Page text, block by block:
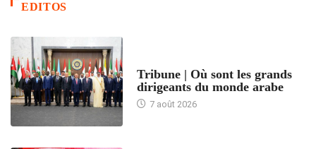
EDITOS
Tribune | Où sont les grands
dirigeants du monde arabe
7 août 2026